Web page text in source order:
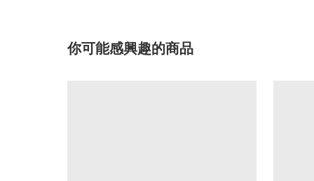
你可能感興趣的商品